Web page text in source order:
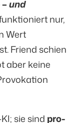
und
nur,
Wert
Friend schien
aber keine
sie sind pro-